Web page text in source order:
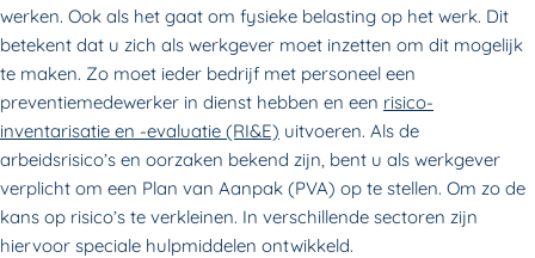
werken. Ook als het gaat om fysieke belasting op het werk. Dit
betekent dat u zich als werkgever moet inzetten om dit mogelijk
te maken. Zo moet ieder bedrijf met personeel een
preventiemedewerker in dienst hebben en een risico-
inventarisatie en -evaluatie (RI&E) uitvoeren. Als de
arbeidsrisico’s en oorzaken bekend zijn, bent u als werkgever
verplicht om een Plan van Aanpak (PVA) op te stellen. Om zo de
kans op risico’s te verkleinen. In verschillende sectoren zijn
hiervoor speciale hulpmiddelen ontwikkeld.